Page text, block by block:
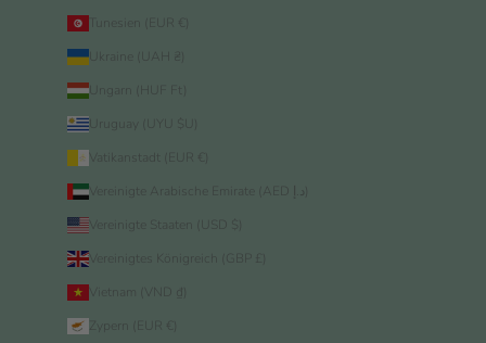
Tunesien (EUR €)
Ukraine (UAH ₴)
Ungarn (HUF Ft)
Uruguay (UYU $U)
Vatikanstadt (EUR €)
Vereinigte Staaten (USD $)
Vereinigtes Königreich (GBP £)
Vietnam (VND ₫)
Zypern (EUR €)